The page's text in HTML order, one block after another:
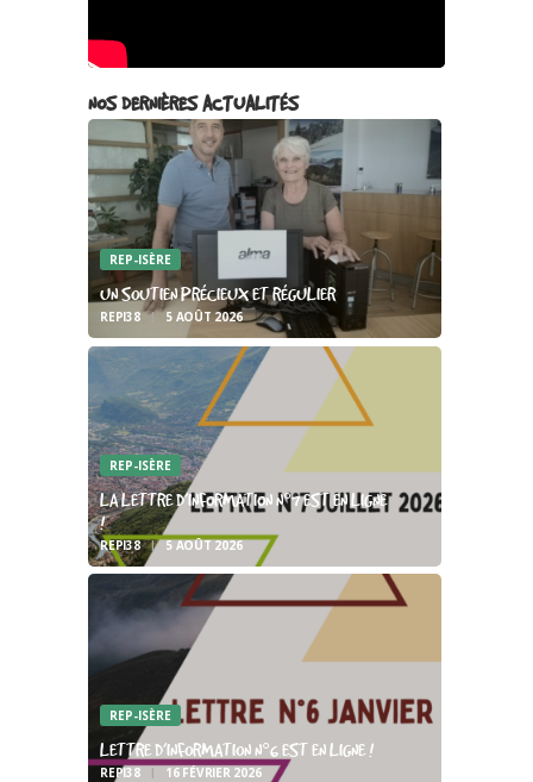
NOS DERNIÈRES ACTUALITÉS
REP-ISÈRE
UN SOUTIEN PRÉCIEUX ET RÉGULIER
REPI38 5 AOÛT 2026
REP-ISÈRE
LA LETTRE D’INFORMATION N°7 EST EN LIGNE
!
REPI38 5 AOÛT 2026
REP-ISÈRE
LETTRE D’INFORMATION N°6 EST EN LIGNE !
REPI38 16 FÉVRIER 2026